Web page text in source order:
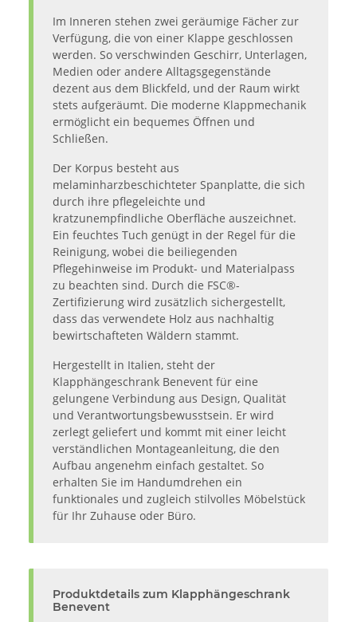
Im Inneren stehen zwei geräumige Fächer zur
Verfügung, die von einer Klappe geschlossen
werden. So verschwinden Geschirr, Unterlagen,
Medien oder andere Alltagsgegenstände
dezent aus dem Blickfeld, und der Raum wirkt
stets aufgeräumt. Die moderne Klappmechanik
ermöglicht ein bequemes Öffnen und
Schließen.
Der Korpus besteht aus
melaminharzbeschichteter Spanplatte, die sich
durch ihre pflegeleichte und
kratzunempfindliche Oberfläche auszeichnet.
Ein feuchtes Tuch genügt in der Regel für die
Reinigung, wobei die beiliegenden
Pflegehinweise im Produkt- und Materialpass
zu beachten sind. Durch die FSC®-
Zertifizierung wird zusätzlich sichergestellt,
dass das verwendete Holz aus nachhaltig
bewirtschafteten Wäldern stammt.
Hergestellt in Italien, steht der
Klapphängeschrank Benevent für eine
gelungene Verbindung aus Design, Qualität
und Verantwortungsbewusstsein. Er wird
zerlegt geliefert und kommt mit einer leicht
verständlichen Montageanleitung, die den
Aufbau angenehm einfach gestaltet. So
erhalten Sie im Handumdrehen ein
funktionales und zugleich stilvolles Möbelstück
für Ihr Zuhause oder Büro.
Produktdetails zum Klapphängeschrank
Benevent